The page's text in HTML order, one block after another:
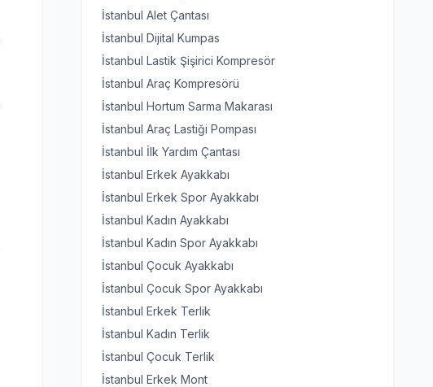
İstanbul Alet Çantası
İstanbul Dijital Kumpas
İstanbul Lastik Şişirici Kompresör
İstanbul Araç Kompresörü
İstanbul Hortum Sarma Makarası
İstanbul Araç Lastiği Pompası
İstanbul İlk Yardım Çantası
İstanbul Erkek Ayakkabı
İstanbul Erkek Spor Ayakkabı
İstanbul Kadın Ayakkabı
İstanbul Kadın Spor Ayakkabı
İstanbul Çocuk Ayakkabı
İstanbul Çocuk Spor Ayakkabı
İstanbul Erkek Terlik
İstanbul Kadın Terlik
İstanbul Çocuk Terlik
İstanbul Erkek Mont